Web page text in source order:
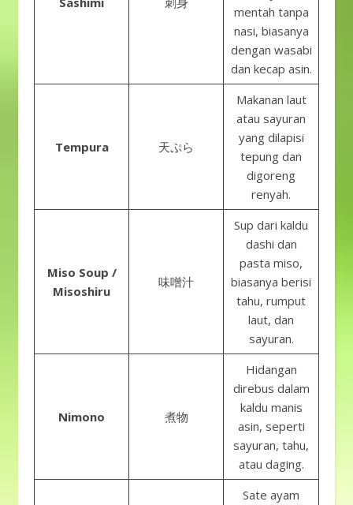
mentah tanpa
nasi, biasanya
dengan wasabi
dan kecap asin.
Tempura 天ぷら
Makanan laut
atau sayuran
yang dilapisi
tepung dan
digoreng
renyah.
Miso Soup /
Misoshiru
味噌汁
Sup dari kaldu
dashi dan
pasta miso,
biasanya berisi
tahu, rumput
laut, dan
sayuran.
Nimono 煮物
Hidangan
direbus dalam
kaldu manis
asin, seperti
sayuran, tahu,
atau daging.
Sate ayam